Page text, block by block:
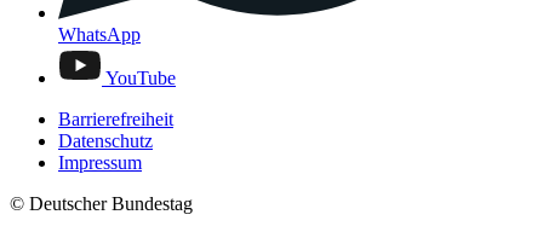
WhatsApp
YouTube
Barrierefreiheit
Datenschutz
Impressum
© Deutscher Bundestag